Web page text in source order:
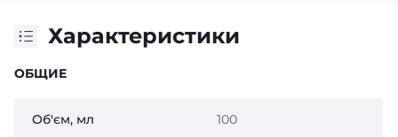
Характеристики
ОБЩИЕ
Об'єм, мл 100